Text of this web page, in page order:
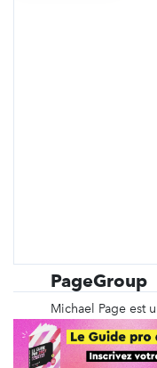
PageGroup
Michael Page est
spécialisé depuis
recrutement en
transition, ainsi